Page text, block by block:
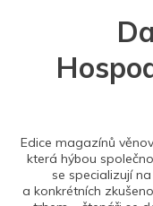
Edice magazínů
která hýbou
se specializují
a konkrétních